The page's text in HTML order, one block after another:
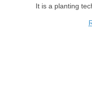
It is a planting